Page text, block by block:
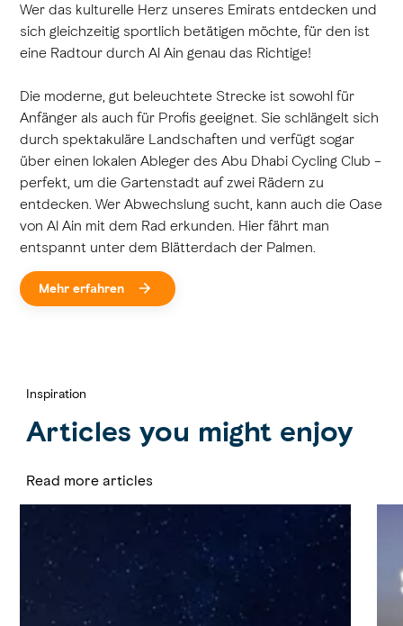
Wer das kulturelle Herz unseres Emirats entdecken und
sich gleichzeitig sportlich betätigen möchte, für den ist
eine Radtour durch Al Ain genau das Richtige!
Die moderne, gut beleuchtete Strecke ist sowohl für
Anfänger als auch für Profis geeignet. Sie schlängelt sich
durch spektakuläre Landschaften und verfügt sogar
über einen lokalen Ableger des Abu Dhabi Cycling Club –
perfekt, um die Gartenstadt auf zwei Rädern zu
entdecken. Wer Abwechslung sucht, kann auch die Oase
von Al Ain mit dem Rad erkunden. Hier fährt man
entspannt unter dem Blätterdach der Palmen.
Mehr erfahren
Inspiration
Articles you might enjoy
Read more articles